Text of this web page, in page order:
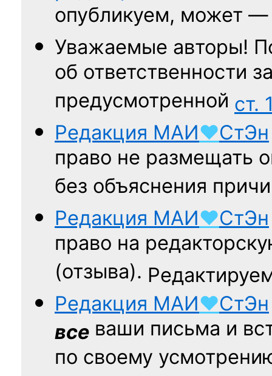
опубликуем, может
Уважаемые авторы!
об ответственности
предусмотренной ст.
Редакция МАИ♥СтЭн
право не размещать
без объяснения
Редакция МАИ♥СтЭн
право на
(отзыва).
Редакция МАИ♥СтЭн
все ваши письма и
по своему